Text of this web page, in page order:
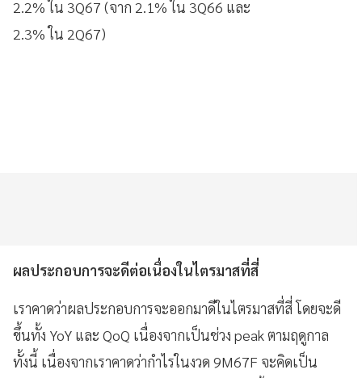
2.2% ใน 3Q67 (จาก 2.1% ใน 3Q66 และ
2.3% ใน 2Q67)
ผลประกอบการจะดีต่อเนื่องในไตรมาสที่สี่
เราคาดว่าผลประกอบการจะออกมาดีในไตรมาสที่สี่ โดยจะดี
ขึ้นทั้ง YoY และ QoQ เนื่องจากเป็นช่วง peak ตามฤดูกาล
ทั้งนี้ เนื่องจากเราคาดว่ากำไรในงวด 9M67F จะคิดเป็น